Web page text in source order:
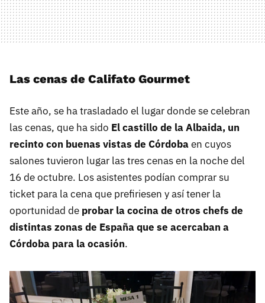
Las cenas de Califato Gourmet
Este año, se ha trasladado el lugar donde se celebran
las cenas, que ha sido El castillo de la Albaida, un
recinto con buenas vistas de Córdobaen cuyos
salones tuvieron lugar las tres cenas en la noche del
16 de octubre. Los asistentes podían comprar su
ticket para la cena que prefiriesen y así tener la
oportunidad de probar la cocina de otros chefs de
distintas zonas de España que se acercaban a
Córdoba para la ocasión.